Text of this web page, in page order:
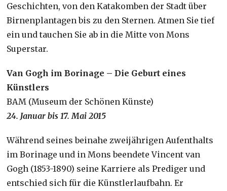
Geschichten, von den Katakomben der Stadt über
Birnenplantagen bis zu den Sternen. Atmen Sie tief
ein und tauchen Sie ab in die Mitte von Mons
Superstar.
Van Gogh im Borinage – Die Geburt eines
Künstlers
BAM (Museum der Schönen Künste)
24. Januar bis 17. Mai 2015
Während seines beinahe zweijährigen Aufenthalts
im Borinage und in Mons beendete Vincent van
Gogh (1853-1890) seine Karriere als Prediger und
entschied sich für die Künstlerlaufbahn. Er